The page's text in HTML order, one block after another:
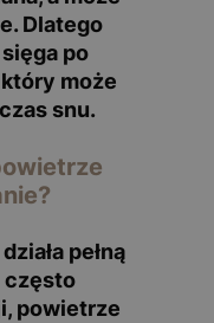
Dlatego
po
który może
snu.
pełną
często
powietrze